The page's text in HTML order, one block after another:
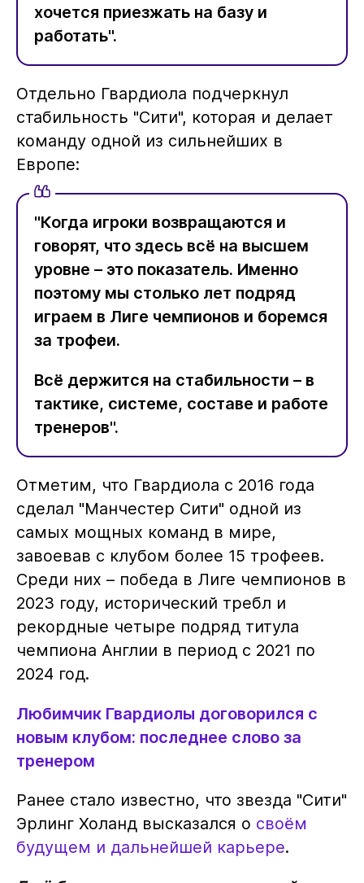
хочется приезжать на базу и
работать".
Отдельно Гвардиола подчеркнул
стабильность "Сити", которая и делает
команду одной из сильнейших в
Европе:
"Когда игроки возвращаются и
говорят, что здесь всё на высшем
уровне – это показатель. Именно
поэтому мы столько лет подряд
играем в Лиге чемпионов и боремся
за трофеи.
Всё держится на стабильности – в
тактике, системе, составе и работе
тренеров".
Отметим, что Гвардиола с 2016 года
сделал "Манчестер Сити" одной из
самых мощных команд в мире,
завоевав с клубом более 15 трофеев.
Среди них – победа в Лиге чемпионов в
2023 году, исторический требл и
рекордные четыре подряд титула
чемпиона Англии в период с 2021 по
2024 год.
Любимчик Гвардиолы договорился с
новым клубом: последнее слово за
тренером
Ранее стало известно, что звезда "Сити"
Эрлинг Холанд высказался о своём
будущем и дальнейшей карьере.